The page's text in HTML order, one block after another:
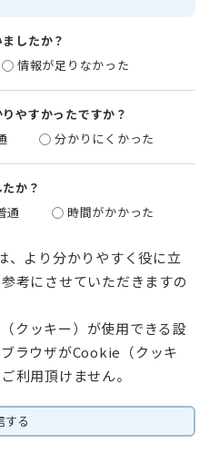
したか？
情報が足りなかった
やすかったですか？
分かりにくかった
か？
通 時間がかかった
、より分かりやすく役に立
考にさせていただきますの
クッキー）が使用できる設
ラウザがCookie（クッキ
利用頂けません。